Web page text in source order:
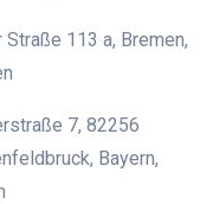
Straße 113 a, Bremen,
7, 82256
Bayern,